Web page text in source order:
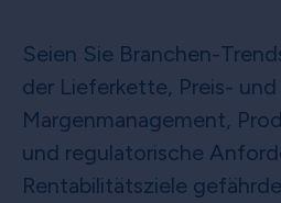
Seien Sie Branchen-
der Lieferkette, Preis- und
Margenmanagement,
und regulatorische
Rentabilitätsziele